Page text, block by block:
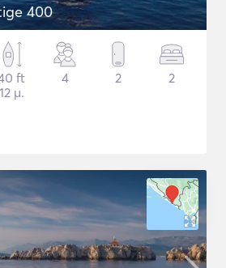
400
ft
12 μ.
4 2 2